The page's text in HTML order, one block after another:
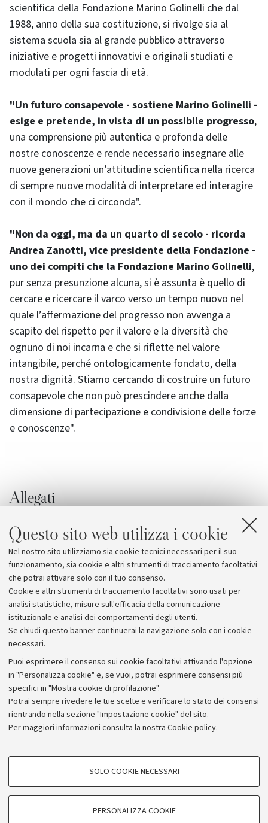
Questo sito web utilizza i cookie
Nel nostro sito utilizziamo sia cookie tecnici necessari per il suo
funzionamento, sia cookie e altri strumenti di tracciamento facoltativi
che potrai attivare solo con il tuo consenso.
Cookie e altri strumenti di tracciamento facoltativi sono usati per
analisi statistiche, misure sull'efficacia della comunicazione
istituzionale e analisi dei comportamenti degli utenti.
Se chiudi questo banner continuerai la navigazione solo con i cookie
necessari.
Puoi esprimere il consenso sui cookie facoltativi attivando l'opzione
in "Personalizza cookie" e, se vuoi, potrai esprimere consensi più
specifici in "Mostra cookie di profilazione".
Potrai sempre rivedere le tue scelte e verificare lo stato dei consensi
rientrando nella sezione "Impostazione cookie" del sito.
Per maggiori informazioni consulta la nostra Cookie policy.
COOKIE DI PROFILAZIONE - FACOLTATIVI
SOLO COOKIE NECESSARI
PERSONALIZZA COOKIE
scientifica della Fondazione Marino Golinelli che dal
1988, anno della sua costituzione, si rivolge sia al
sistema scuola sia al grande pubblico attraverso
iniziative e progetti innovativi e originali studiati e
modulati per ogni fascia di età.
"Un futuro consapevole - sostiene Marino Golinelli -
esige e pretende, in vista di un possibile progresso,
una comprensione più autentica e profonda delle
nostre conoscenze e rende necessario insegnare alle
nuove generazioni un’attitudine scientifica nella ricerca
di sempre nuove modalità di interpretare ed interagire
con il mondo che ci circonda".
"Non da oggi, ma da un quarto di secolo - ricorda
Andrea Zanotti, vice presidente della Fondazione -
uno dei compiti che la Fondazione Marino Golinelli,
pur senza presunzione alcuna, si è assunta è quello di
cercare e ricercare il varco verso un tempo nuovo nel
quale l’affermazione del progresso non avvenga a
scapito del rispetto per il valore e la diversità che
ognuno di noi incarna e che si riflette nel valore
intangibile, perché ontologicamente fondato, della
nostra dignità. Stiamo cercando di costruire un futuro
consapevole che non può prescindere anche dalla
dimensione di partecipazione e condivisione delle forze
e conoscenze".
Allegati
Venticinque anni a sostegno del cambiamento
Fondazione Marino Golinelli
Archivio
Comunicati stampa
Redazione
Rassegna stampa
© Copyright 2026 - ALMA MATER STUDIORUM - Università di